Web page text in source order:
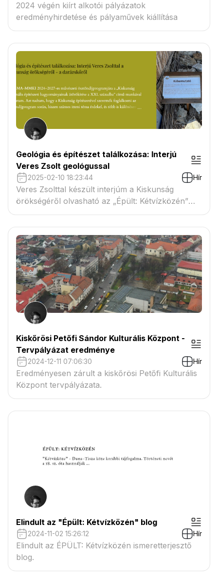
eredményhirdetése
2024 végén kiírt alkotói pályázatok
eredményhirdetése és pályaművek kiállítása
Geológia és építészet találkozása: Interjú
Veres Zsolt geológussal
2025-02-10 18:23:44 Hír
Veres Zsolttal készült interjúm a Kiskunság
örökségéről olvasható az „Épült: Kétvízközén”
oldalon.
Kiskőrösi Petőfi Sándor Kulturális Központ -
Tervpályázat eredménye
2024-12-11 07:06:30 Hír
Eredményesen zárult a kiskőrösi Petőfi Kulturális
Központ tervpályázata.
Elindult az "Épült: Kétvízközén" blog
2024-11-02 15:26:12 Hír
Elindult az ÉPÜLT: Kétvízközén ismeretterjesztő
blog.